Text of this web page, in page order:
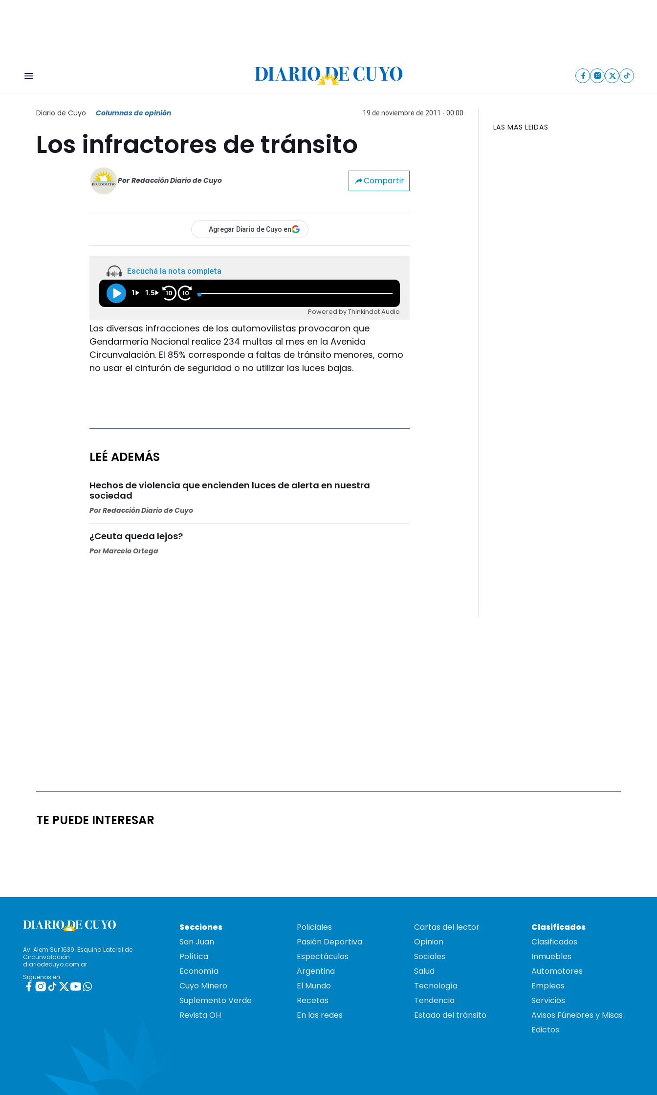
Diario de Cuyo Columnas de opinión 19 de noviembre de 2011 - 00:00
Los infractores de tránsito
Por Redacción Diario de Cuyo Compartir
Agregar Diario de Cuyo en
Escuchá la nota completa
1 1.5 10 10
Powered by Thinkindot Audio
Las diversas infracciones de los automovilistas provocaron que
Gendarmería Nacional realice 234 multas al mes en la Avenida
Circunvalación. El 85% corresponde a faltas de tránsito menores, como
no usar el cinturón de seguridad o no utilizar las luces bajas.
LEÉ ADEMÁS
Hechos de violencia que encienden luces de alerta en nuestra
sociedad
PorRedacción Diario de Cuyo
¿Ceuta queda lejos?
PorMarcelo Ortega
LAS MAS LEIDAS
TE PUEDE INTERESAR
Av. Alem Sur 1639. Esquina Lateral de
Circunvalación
diariodecuyo.com.ar
Siguenos en:
Secciones
San Juan
Política
Economía
Cuyo Minero
Suplemento Verde
Revista OH
Policiales
Pasión Deportiva
Espectáculos
Argentina
El Mundo
Recetas
En las redes
Cartas del lector
Opinion
Sociales
Salud
Tecnología
Tendencia
Estado del tránsito
Clasificados
Clasificados
Inmuebles
Automotores
Empleos
Servicios
Avisos Fúnebres y Misas
Edictos